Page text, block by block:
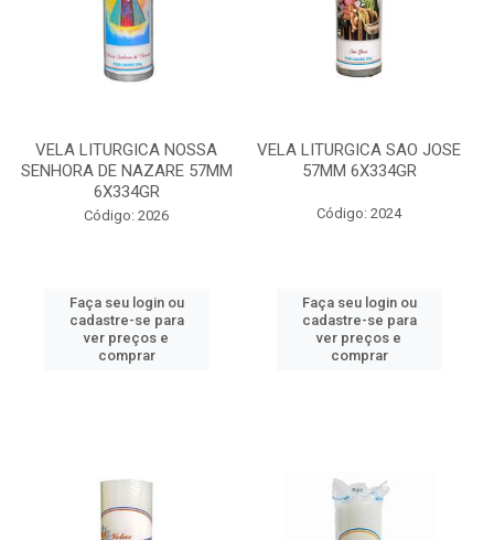
VELA LITURGICA NOSSA
SENHORA DE NAZARE 57MM
6X334GR
Código: 2026
Faça seu login ou
cadastre-se para
ver preços e
comprar
VELA LITURGICA SAO JOSE
57MM 6X334GR
Código: 2024
Faça seu login ou
cadastre-se para
ver preços e
comprar